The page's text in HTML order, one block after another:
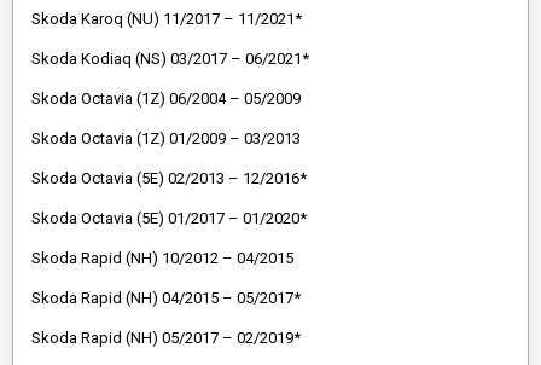
Skoda Karoq (NU) 11/2017 – 11/2021*
Skoda Kodiaq (NS) 03/2017 – 06/2021*
Skoda Octavia (1Z) 06/2004 – 05/2009
Skoda Octavia (1Z) 01/2009 – 03/2013
Skoda Octavia (5E) 02/2013 – 12/2016*
Skoda Octavia (5E) 01/2017 – 01/2020*
Skoda Rapid (NH) 10/2012 – 04/2015
Skoda Rapid (NH) 04/2015 – 05/2017*
Skoda Rapid (NH) 05/2017 – 02/2019*